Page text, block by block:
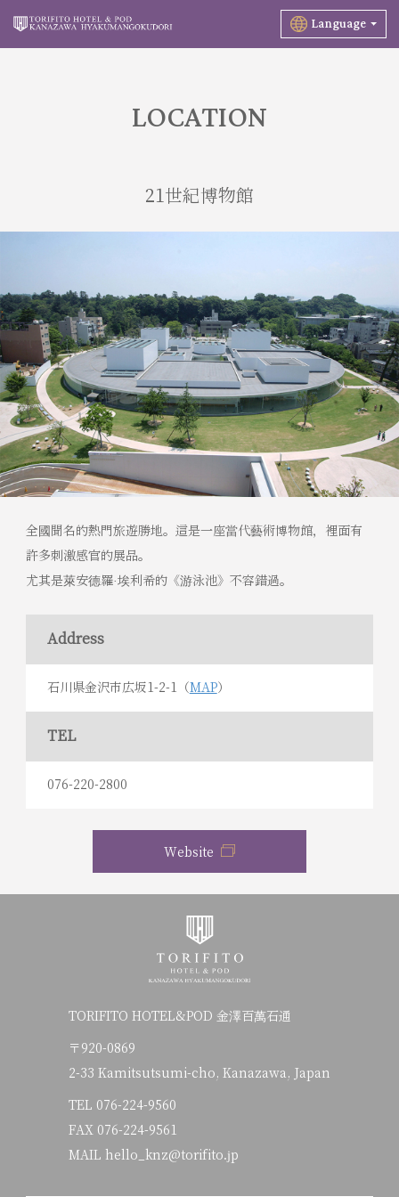
Language
LOCATION
21世紀博物館
全國聞名的熱門旅遊勝地。這是一座當代藝術博物館，裡面有
許多刺激感官的展品。
尤其是萊安德羅·埃利希的《游泳池》不容錯過。
Address
石川県金沢市広坂1-2-1（MAP）
TEL
076-220-2800
Website
TORIFITO HOTEL&POD 金澤百萬石通
〒920-0869
2-33 Kamitsutsumi-cho, Kanazawa, Japan
TEL 076-224-9560
FAX 076-224-9561
MAIL hello_knz@torifito.jp